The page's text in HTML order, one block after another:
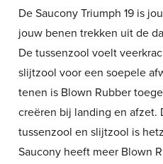
De Saucony Triumph 19 is
jouw benen trekken uit de
De tussenzool voelt
slijtzool voor een soepele
tenen is Blown Rubber
creëren bij landing en afzet.
tussenzool en slijtzool is
Saucony heeft meer Blown